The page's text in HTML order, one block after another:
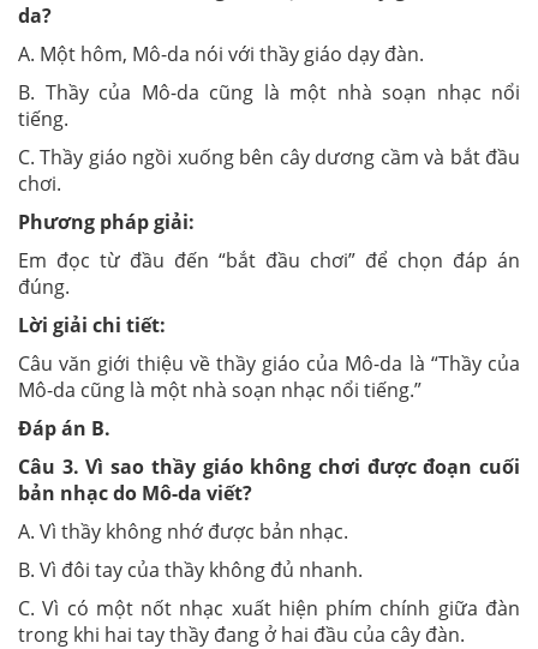
da?
A. Một hôm, Mô-da nói với thầy giáo dạy đàn.
B. Thầy của Mô-da cũng là một nhà soạn nhạc nổi
tiếng.
C. Thầy giáo ngồi xuống bên cây dương cầm và bắt đầu
chơi.
Phương pháp giải:
Em đọc từ đầu đến “bắt đầu chơi” để chọn đáp án
đúng.
Lời giải chi tiết:
Câu văn giới thiệu về thầy giáo của Mô-da là “Thầy của
Mô-da cũng là một nhà soạn nhạc nổi tiếng.”
Đáp án B.
Câu 3. Vì sao thầy giáo không chơi được đoạn cuối
bản nhạc do Mô-da viết?
A. Vì thầy không nhớ được bản nhạc.
B. Vì đôi tay của thầy không đủ nhanh.
C. Vì có một nốt nhạc xuất hiện phím chính giữa đàn
trong khi hai tay thầy đang ở hai đầu của cây đàn.